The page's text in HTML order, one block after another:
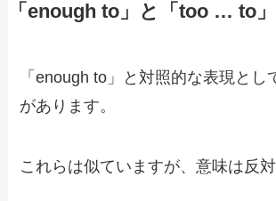
「enough to」と「too … to
「enough to」と対照的な表現とし
があります。
これらは似ていますが、意味は反対